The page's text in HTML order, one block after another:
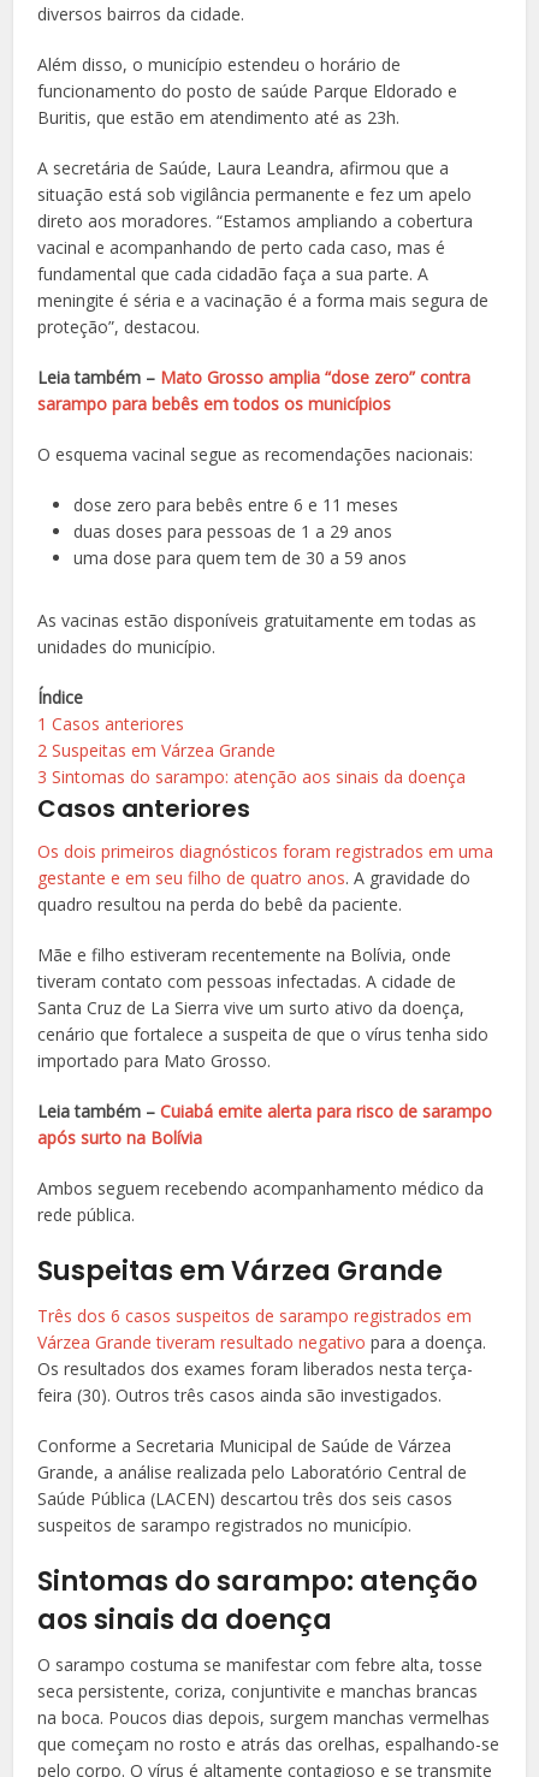
diversos bairros da cidade.
Além disso, o município estendeu o horário de
funcionamento do posto de saúde Parque Eldorado e
Buritis, que estão em atendimento até as 23h.
A secretária de Saúde, Laura Leandra, afirmou que a
situação está sob vigilância permanente e fez um apelo
direto aos moradores. “Estamos ampliando a cobertura
vacinal e acompanhando de perto cada caso, mas é
fundamental que cada cidadão faça a sua parte. A
meningite é séria e a vacinação é a forma mais segura de
proteção”, destacou.
Leia também – Mato Grosso amplia “dose zero” contra
sarampo para bebês em todos os municípios
O esquema vacinal segue as recomendações nacionais:
dose zero para bebês entre 6 e 11 meses
duas doses para pessoas de 1 a 29 anos
uma dose para quem tem de 30 a 59 anos
As vacinas estão disponíveis gratuitamente em todas as
unidades do município.
Índice
1 Casos anteriores
2 Suspeitas em Várzea Grande
3 Sintomas do sarampo: atenção aos sinais da doença
Casos anteriores
Os dois primeiros diagnósticos foram registrados em uma
gestante e em seu filho de quatro anos. A gravidade do
quadro resultou na perda do bebê da paciente.
Mãe e filho estiveram recentemente na Bolívia, onde
tiveram contato com pessoas infectadas. A cidade de
Santa Cruz de La Sierra vive um surto ativo da doença,
cenário que fortalece a suspeita de que o vírus tenha sido
importado para Mato Grosso.
Leia também –Cuiabá emite alerta para risco de sarampo
após surto na Bolívia
Ambos seguem recebendo acompanhamento médico da
rede pública.
Suspeitas em Várzea Grande
Três dos 6 casos suspeitos de sarampo registrados em
Várzea Grande tiveram resultado negativopara a doença.
Os resultados dos exames foram liberados nesta terça-
feira (30). Outros três casos ainda são investigados.
Conforme a Secretaria Municipal de Saúde de Várzea
Grande, a análise realizada pelo Laboratório Central de
Saúde Pública (LACEN) descartou três dos seis casos
suspeitos de sarampo registrados no município.
Sintomas do sarampo: atenção
aos sinais da doença
O sarampo costuma se manifestar com febre alta, tosse
seca persistente, coriza, conjuntivite e manchas brancas
na boca. Poucos dias depois, surgem manchas vermelhas
que começam no rosto e atrás das orelhas, espalhando-se
pelo corpo. O vírus é altamente contagioso e se transmite